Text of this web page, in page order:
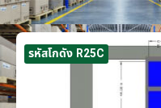
รหัสโกดัง R25C